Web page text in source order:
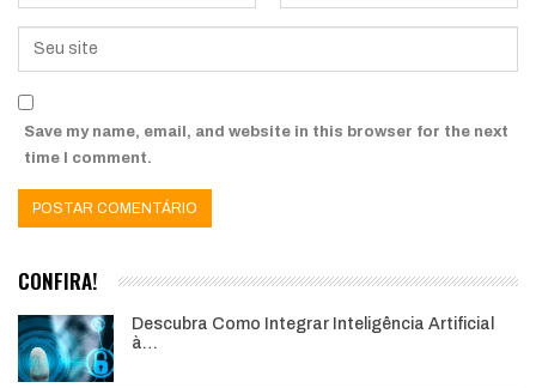
Save my name, email, and website in this browser for the next
time I comment.
CONFIRA!
Descubra Como Integrar Inteligência Artificial
à…